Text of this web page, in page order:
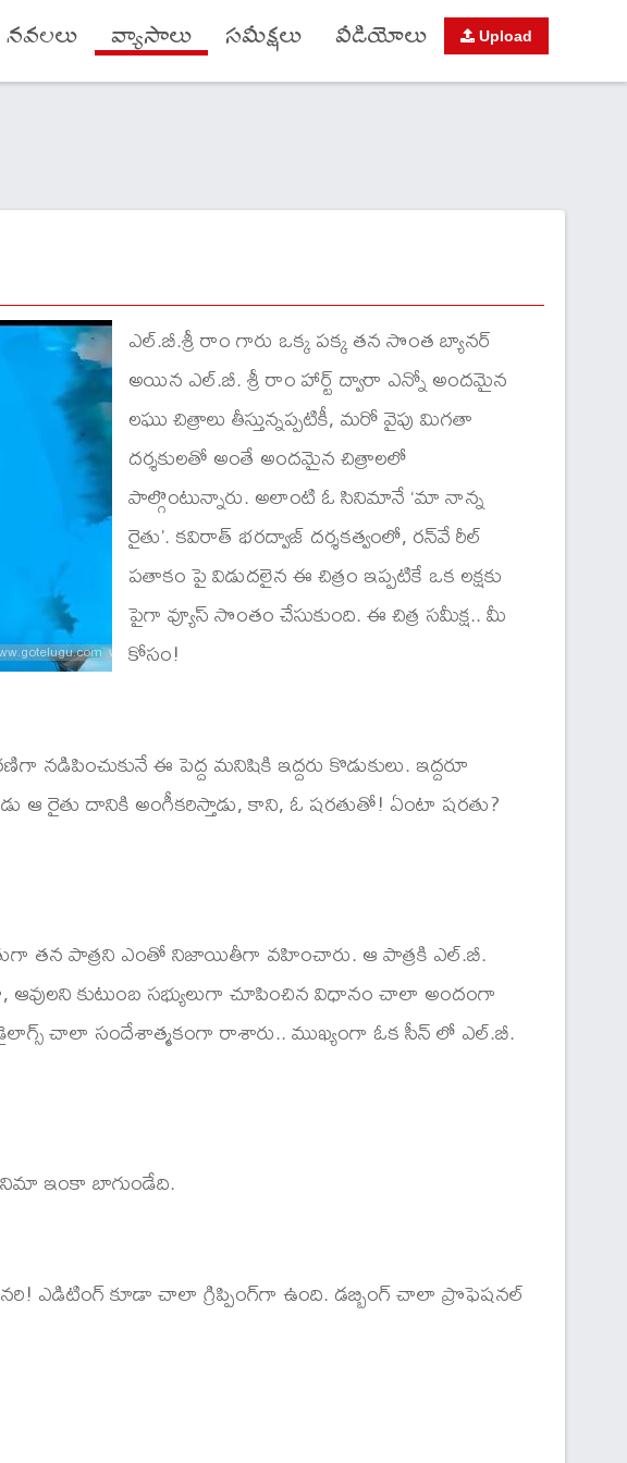
నవలలు వ్యాసాలు సమీక్షలు వీడియోలు Upload
ఎల్.బీ.శ్రీ రాం గారు ఒక్క పక్క తన సొంత బ్యానర్
అయిన ఎల్.బీ. శ్రీ రాం హార్ట్ ద్వారా ఎన్నో అందమైన
లఘు చిత్రాలు తీస్తున్నప్పటికీ, మరో వైపు మిగతా
దర్శకులతో అంతే అందమైన చిత్రాలలో
పాల్గొంటున్నారు. అలాంటి ఓ సినిమానే ‘మా నాన్న
రైతు’. కవిరాత్ భరద్వాజ్ దర్శకత్వంలో, రన్‍వే రీల్
పతాకం పై విడుదలైన ఈ చిత్రం ఇప్పటికే ఒక లక్షకు
పైగా వ్యూస్ సొంతం చేసుకుంది. ఈ చిత్ర సమీక్ష.. మీ
కోసం!
ఈ పెద్ద మనిషికి ఇద్దరు కొడుకులు. ఇద్దరూ
రైతు దానికి అంగీకరిస్తాడు, కాని, ఓ షరతుతో! ఏంటా షరతు?
తన పాత్రని ఎంతో నిజాయితీగా వహించారు. ఆ పాత్రకి ఎల్.బీ.
కుటుంబ సభ్యులుగా చూపించిన విధానం చాలా అందంగా
చాలా సందేశాత్మకంగా రాశారు.. ముఖ్యంగా ఓక సీన్ లో ఎల్.బీ.
ఇంకా బాగుండేది.
ఎడిటింగ్ కూడా చాలా గ్రిప్పింగ్‍గా ఉంది. డబ్బింగ్ చాలా ప్రొఫెషనల్